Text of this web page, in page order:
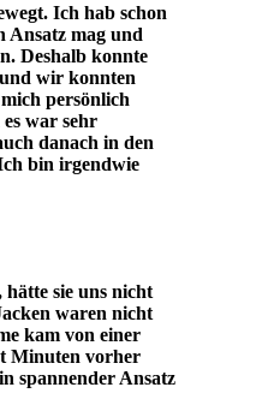
Ich hab schon
Ansatz mag und
Deshalb konnte
wir konnten
persönlich
war sehr
danach in den
bin irgendwie
sie uns nicht
waren nicht
kam von einer
Minuten vorher
spannender Ansatz